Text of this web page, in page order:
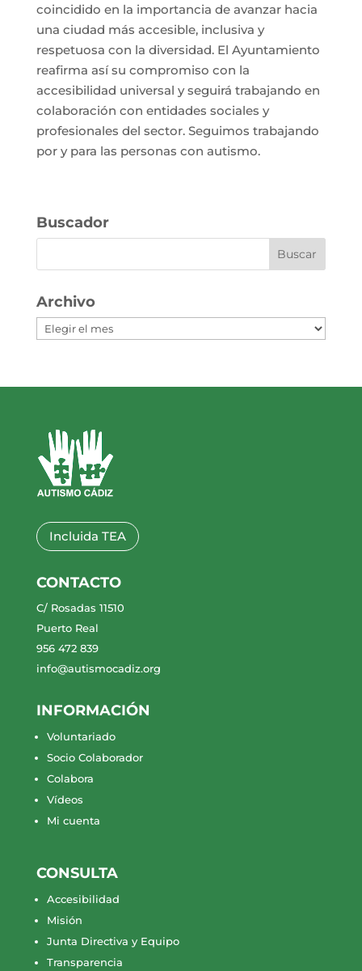
coincidido en la importancia de avanzar hacia
una ciudad más accesible, inclusiva y
respetuosa con la diversidad. El Ayuntamiento
reafirma así su compromiso con la
accesibilidad universal y seguirá trabajando en
colaboración con entidades sociales y
profesionales del sector. Seguimos trabajando
por y para las personas con autismo.
Buscador
Archivo
Archivo
Incluida TEA
CONTACTO
C/ Rosadas 11510
Puerto Real
956 472 839
info@autismocadiz.org
INFORMACIÓN
Voluntariado
Socio Colaborador
Colabora
Vídeos
Mi cuenta
CONSULTA
Accesibilidad
Misión
Junta Directiva y Equipo
Transparencia